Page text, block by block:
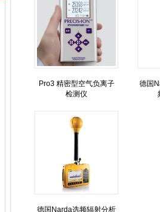
Pro3 精密型空气负离子
检测仪
德国
德国Narda选频辐射分析